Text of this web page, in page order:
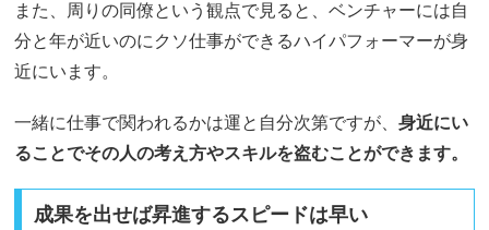
また、周りの同僚という観点で見ると、ベンチャーには自
分と年が近いのにクソ仕事ができるハイパフォーマーが身
近にいます。
一緒に仕事で関われるかは運と自分次第ですが、身近にい
ることでその人の考え方やスキルを盗むことができます。
成果を出せば昇進するスピードは早い